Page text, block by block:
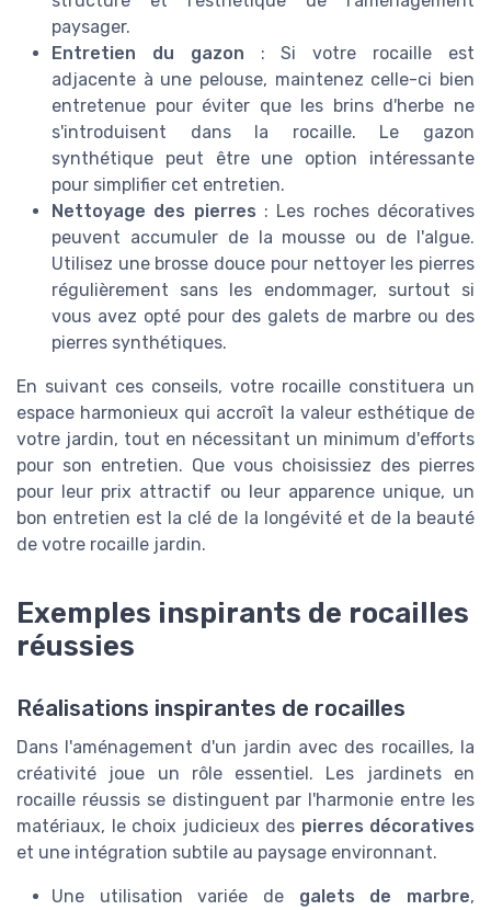
paysager.
Entretien du gazon : Si votre rocaille est
adjacente à une pelouse, maintenez celle-ci bien
entretenue pour éviter que les brins d'herbe ne
s'introduisent dans la rocaille. Le gazon
synthétique peut être une option intéressante
pour simplifier cet entretien.
Nettoyage des pierres : Les roches décoratives
peuvent accumuler de la mousse ou de l'algue.
Utilisez une brosse douce pour nettoyer les pierres
régulièrement sans les endommager, surtout si
vous avez opté pour des galets de marbre ou des
pierres synthétiques.
En suivant ces conseils, votre rocaille constituera un
espace harmonieux qui accroît la valeur esthétique de
votre jardin, tout en nécessitant un minimum d'efforts
pour son entretien. Que vous choisissiez des pierres
pour leur prix attractif ou leur apparence unique, un
bon entretien est la clé de la longévité et de la beauté
de votre rocaille jardin.
Exemples inspirants de rocailles
réussies
Réalisations inspirantes de rocailles
Dans l'aménagement d'un jardin avec des rocailles, la
créativité joue un rôle essentiel. Les jardinets en
rocaille réussis se distinguent par l'harmonie entre les
matériaux, le choix judicieux des pierres décoratives
et une intégration subtile au paysage environnant.
Une utilisation variée de galets de marbre,